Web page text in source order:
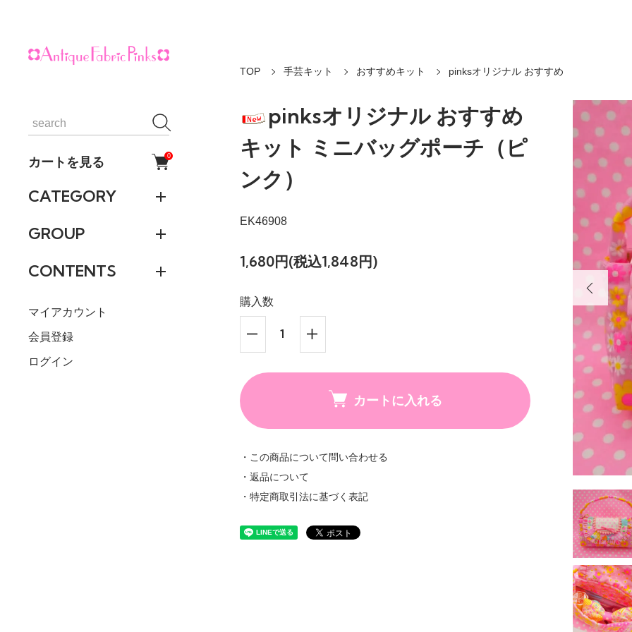
カートを見る 0
CATEGORY
GROUP
CONTENTS
マイアカウント
会員登録
ログイン
TOP 手芸キット おすすめキット pinksオリジナル おすすめ
pinksオリジナル おすすめ
キット ミニバッグポーチ（ピ
ンク）
EK46908
1,680円(税込1,848円)
購入数
カートに入れる
・この商品について問い合わせる
・返品について
・特定商取引法に基づく表記